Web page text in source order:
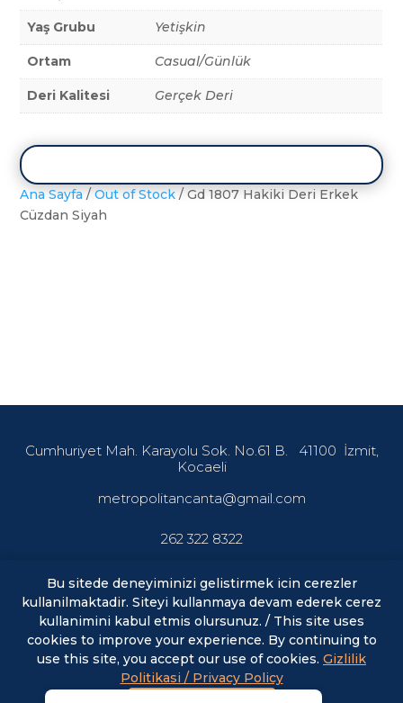
Yaş Grubu Yetişkin
Ortam Casual/Günlük
Deri Kalitesi Gerçek Deri
Ana Sayfa /Out of Stock / Gd 1807 Hakiki Deri Erkek
Cüzdan Siyah
Cumhuriyet Mah. Karayolu Sok. No.61 B. 41100 İzmit,
Kocaeli
metropolitancanta@gmail.com
262 322 8322
En son haberler ve fırsatlardan haberdar olmak için abone
olun.
Bu sitede deneyiminizi gelistirmek icin cerezler
kullanilmaktadir. Siteyi kullanmaya devam ederek cerez
kullanimini kabul etmis olursunuz. / This site uses
cookies to improve your experience. By continuing to
use this site, you accept our use of cookies. Gizlilik
Politikasi / Privacy Policy